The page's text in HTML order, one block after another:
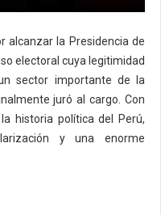
alcanzar la Presidencia de
electoral cuya legitimidad
sector importante de la
juró al cargo. Con
historia política del Perú,
y una enorme